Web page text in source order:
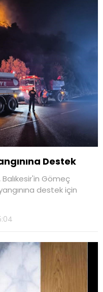
Destek
Gömeç
destek için